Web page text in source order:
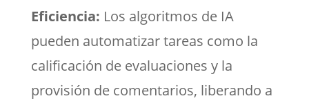
Eficiencia: Los algoritmos de IA
pueden automatizar tareas como la
calificación de evaluaciones y la
provisión de comentarios, liberando a